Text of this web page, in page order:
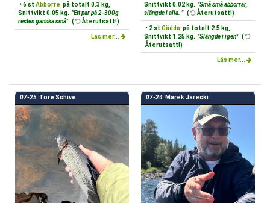
• 6 st Abborre på totalt 0.3 kg,
Snittvikt 0.05 kg. "Ett par på 2-300g
resten ganska små" ( Återutsatt!)
Läs mer...
Snittvikt 0.02 kg. "Små små abborrar,
slängde i alla. " ( Återutsatt!)
• 2 st Gädda på totalt 2.5 kg,
Snittvikt 1.25 kg. "Slängde i igen" (
Återutsatt!)
Läs mer...
07-25 Tore Schive 07-24 Marek Jarecki